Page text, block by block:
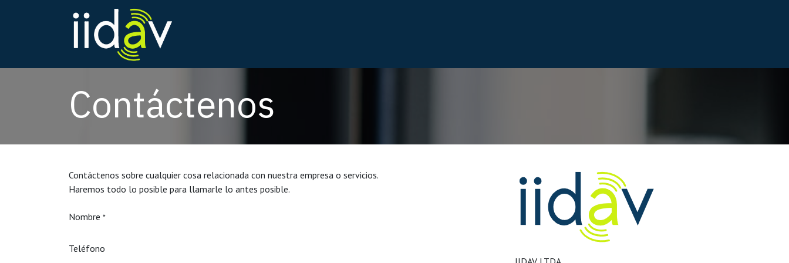
Contáctenos
Contáctenos sobre cualquier cosa relacionada con nuestra empresa o servicios.
Haremos todo lo posible para llamarle lo antes posible.
Nombre *
Teléfono